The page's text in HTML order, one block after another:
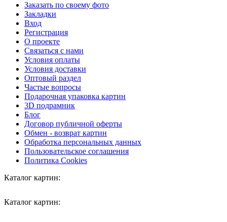
Заказать по своему фото
Закладки
Вход
Регистрация
О проекте
Связаться с нами
Условия оплаты
Условия доставки
Оптовый раздел
Частые вопросы
Подарочная упаковка картин
3D подрамник
Блог
Договор публичной оферты
Обмен - возврат картин
Обработка персональных данных
Пользовательское соглашения
Политика Cookies
Каталог картин:
Каталог картин: